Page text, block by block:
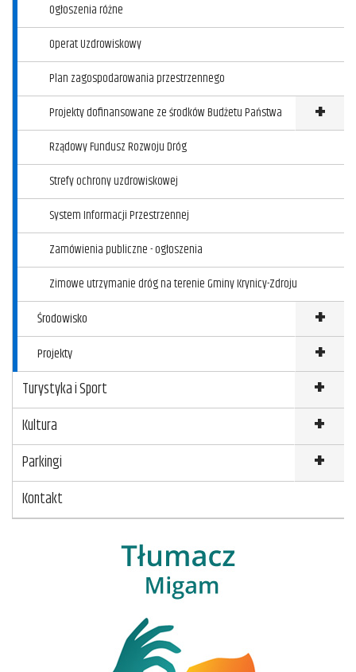
Ogłoszenia różne
Operat Uzdrowiskowy
Plan zagospodarowania przestrzennego
Projekty dofinansowane ze środków Budżetu Państwa
Kliknij
Rządowy Fundusz Rozwoju Dróg
Strefy ochrony uzdrowiskowej
System Informacji Przestrzennej
Zamówienia publiczne - ogłoszenia
Zimowe utrzymanie dróg na terenie Gminy Krynicy-Zdroju
Środowisko
Projekty
Turystyka i Sport
Kultura
Parkingi
Kontakt